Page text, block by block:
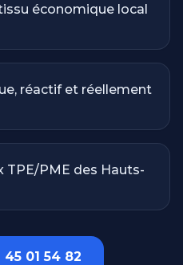
économique local
réactif et réellement
TPE/PME des Hauts-
01 54 82